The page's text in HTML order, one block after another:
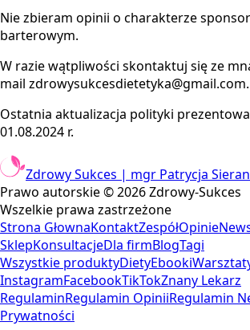
Nie zbieram opinii o charakterze
barterowym.
W razie wątpliwości skontaktuj się ze
mail zdrowysukcesdietetyka@gmail.com.
Ostatnia aktualizacja polityki
01.08.2024 r.
Zdrowy Sukces | mgr Patrycja
Prawo autorskie ©2026Zdrowy-Sukces
Wszelkie prawa zastrzeżone
Strona GłownaKontaktZespółOpinie
SklepKonsultacjeDla firmBlogTagi
Wszystkie produktyDietyEbooki
InstagramFacebookTikTokZnany Lekarz
RegulaminRegulamin OpiniiRegulamin
Prywatności